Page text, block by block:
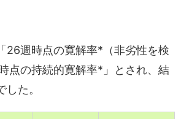
26週時点の寛解率*（非劣性を検
点の持続的寛解率*」とされ、結
た。